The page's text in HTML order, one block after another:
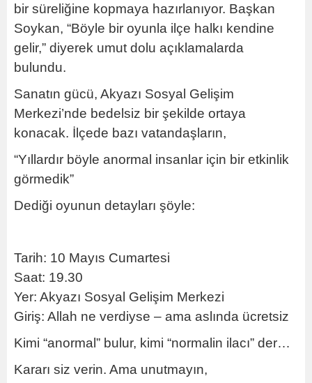
bir süreliğine kopmaya hazırlanıyor. Başkan
Soykan, “Böyle bir oyunla ilçe halkı kendine
gelir,” diyerek umut dolu açıklamalarda
bulundu.
Sanatın gücü, Akyazı Sosyal Gelişim
Merkezi’nde bedelsiz bir şekilde ortaya
konacak. İlçede bazı vatandaşların,
“Yıllardır böyle anormal insanlar için bir etkinlik
görmedik”
Dediği oyunun detayları şöyle:
Tarih: 10 Mayıs Cumartesi
Saat: 19.30
Yer: Akyazı Sosyal Gelişim Merkezi
Giriş: Allah ne verdiyse – ama aslında ücretsiz
Kimi “anormal” bulur, kimi “normalin ilacı” der…
Kararı siz verin. Ama unutmayın,